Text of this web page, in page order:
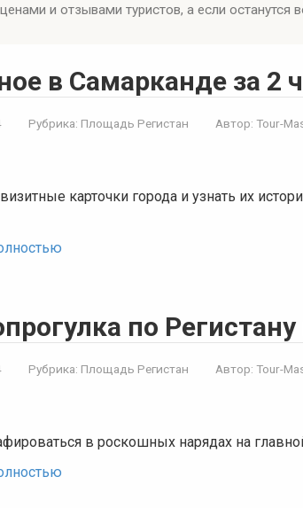
и отзывами туристов, а если останутся
в Самарканде за 2
Рубрика: Площадь Регистан Автор: Tour-
карточки города и узнать их
по
Рубрика: Площадь Регистан Автор: Tour-
в роскошных нарядах на